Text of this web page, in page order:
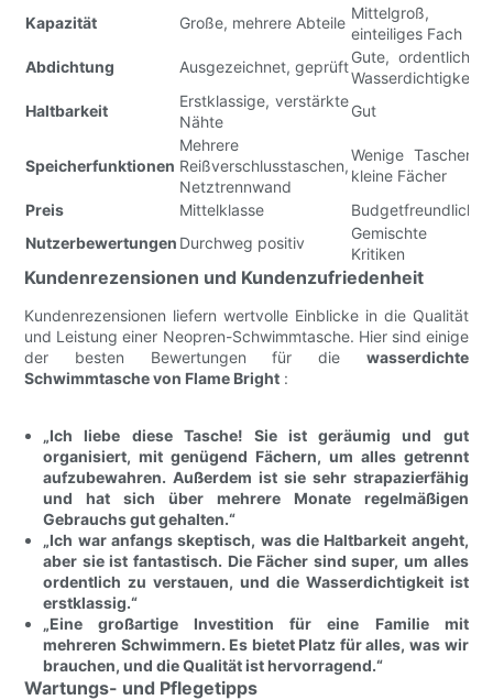
Kapazität Große, mehrere Abteile
Mittelgroß,
einteiliges Fach
Abdichtung
Ausgezeichnet, geprüft
Gute, ordentliche
Wasserdichtigkeit
Haltbarkeit
Erstklassige, verstärkte
Nähte
Gut
Speicherfunktionen
Mehrere
Reißverschlusstaschen,
Netztrennwand
Wenige Taschen,
kleine Fächer
Preis
Mittelklasse Budgetfreundlich
Nutzerbewertungen Durchweg positiv
Gemischte
Kritiken
Kundenrezensionen und Kundenzufriedenheit
Kundenrezensionen liefern wertvolle Einblicke in die Qualität
und Leistung einer Neopren-Schwimmtasche. Hier sind einige
der besten Bewertungen für die wasserdichte
Schwimmtasche von Flame Bright :
„Ich liebe diese Tasche! Sie ist geräumig und gut
organisiert, mit genügend Fächern, um alles getrennt
aufzubewahren. Außerdem ist sie sehr strapazierfähig
und hat sich über mehrere Monate regelmäßigen
Gebrauchs gut gehalten.“
„Ich war anfangs skeptisch, was die Haltbarkeit angeht,
aber sie ist fantastisch. Die Fächer sind super, um alles
ordentlich zu verstauen, und die Wasserdichtigkeit ist
erstklassig.“
„Eine großartige Investition für eine Familie mit
mehreren Schwimmern. Es bietet Platz für alles, was wir
brauchen, und die Qualität ist hervorragend.“
Wartungs- und Pflegetipps